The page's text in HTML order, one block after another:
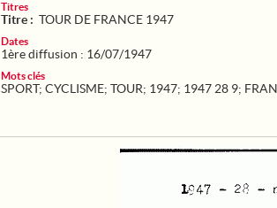
Titres
Titre : TOUR DE FRANCE 1947
Dates
1ère diffusion : 16/07/1947
Mots clés
SPORT; CYCLISME; TOUR; 1947; 1947 28 9;